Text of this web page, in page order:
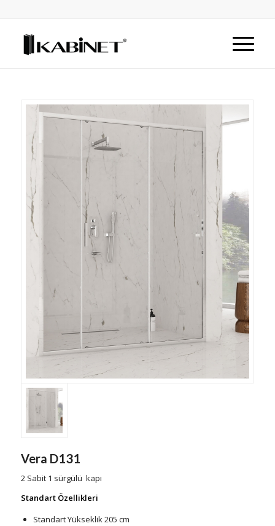
Vera D131
2 Sabit 1 sürgülü kapı
Standart Özellikleri
Standart Yükseklik 205 cm